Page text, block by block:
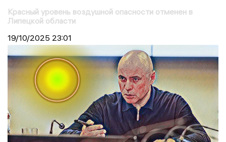
Красный уровень воздушной опасности отменен в
Липецкой области
19/10/2025 23:01